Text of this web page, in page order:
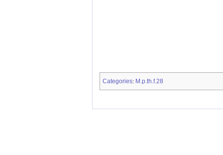
Categories: M.p.th.f.28